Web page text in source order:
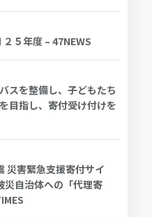
５年度 – 47NEWS
スを整備し、子どもたち
目指し、寄付受け付けを
災害緊急支援寄付サイ
災自治体への「代理寄